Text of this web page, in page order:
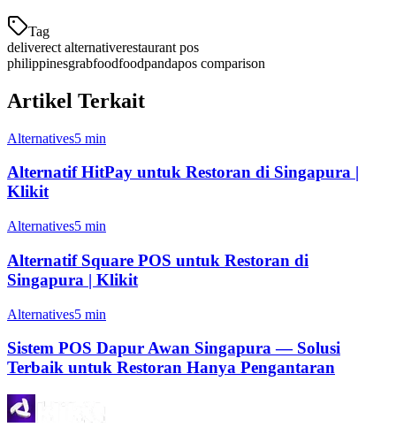
Tag
deliverect alternativerestaurant pos
philippinesgrabfoodfoodpandapos comparison
Artikel Terkait
Alternatives5 min
Alternatif HitPay untuk Restoran di Singapura |
Klikit
Alternatives5 min
Alternatif Square POS untuk Restoran di
Singapura | Klikit
Alternatives5 min
Sistem POS Dapur Awan Singapura — Solusi
Terbaik untuk Restoran Hanya Pengantaran